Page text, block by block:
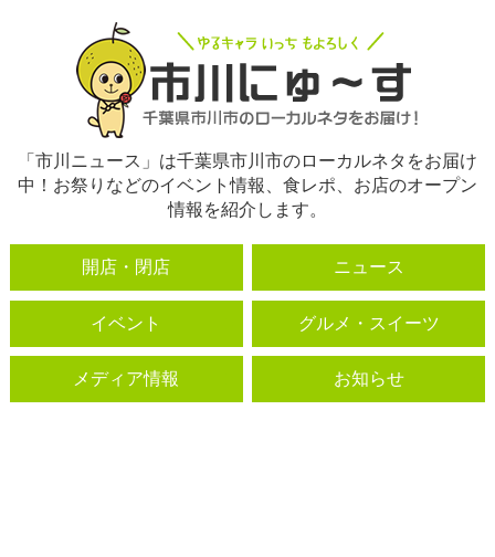
「市川ニュース」は千葉県市川市のローカルネタをお届け
中！お祭りなどのイベント情報、食レポ、お店のオープン
情報を紹介します。
開店・閉店 ニュース
イベント グルメ・スイーツ
メディア情報 お知らせ